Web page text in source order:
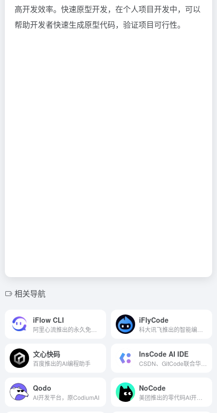
高开发效率。快速原型开发，在个人项目开发中，可以
帮助开发者快速生成原型代码，验证项目可行性。
相关导航
iFlow CLI iFlyCode
文心快码
百度推出的AI编程助手
InsCode AI IDE
Qodo
AI开发平台，原CodiumAI
NoCode